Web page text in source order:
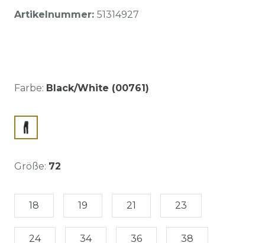
Artikelnummer: 51314927
Farbe: Black/White (00761)
Größe: 72
18 19 21 23
24 34 36 38